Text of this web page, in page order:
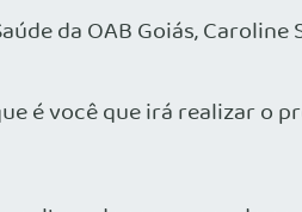
da OAB Goiás,
é você que irá realizar o